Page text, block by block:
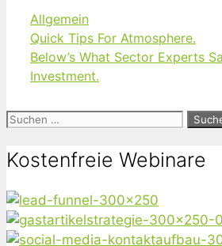
Kategorien
Allgemein
Quick Tips For Atmosphere.
Below’s What Sector Experts
Investment.
Suchen
Kostenfreie Webinare